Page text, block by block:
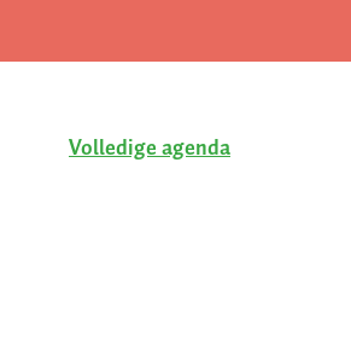
Volledige agenda